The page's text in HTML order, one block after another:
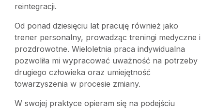
reintegracji.
Od ponad dziesięciu lat pracuję również jako
trener personalny, prowadząc treningi medyczne i
prozdrowotne. Wieloletnia praca indywidualna
pozwoliła mi wypracować uważność na potrzeby
drugiego człowieka oraz umiejętność
towarzyszenia w procesie zmiany.
W swojej praktyce opieram się na podejściu